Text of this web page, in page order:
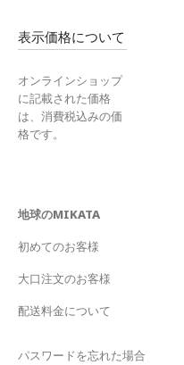
表示価格について
オンラインショップ
に記載された価格
は、消費税込みの価
格です。
地球のMIKATA
初めてのお客様
大口注文のお客様
配送料金について
パスワードを忘れた場合